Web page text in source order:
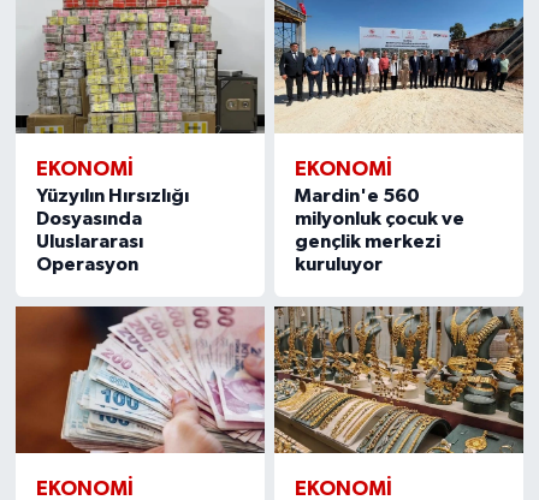
EKONOMI
Yüzyılın Hırsızlığı
Dosyasında
Uluslararası
Operasyon
EKONOMI
Mardin'e 560
milyonluk çocuk ve
gençlik merkezi
kuruluyor
EKONOMI EKONOMI